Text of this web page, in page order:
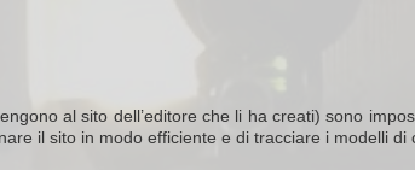
al sito dell’editore che li ha creati) sono
il sito in modo efficiente e di tracciare i modelli di